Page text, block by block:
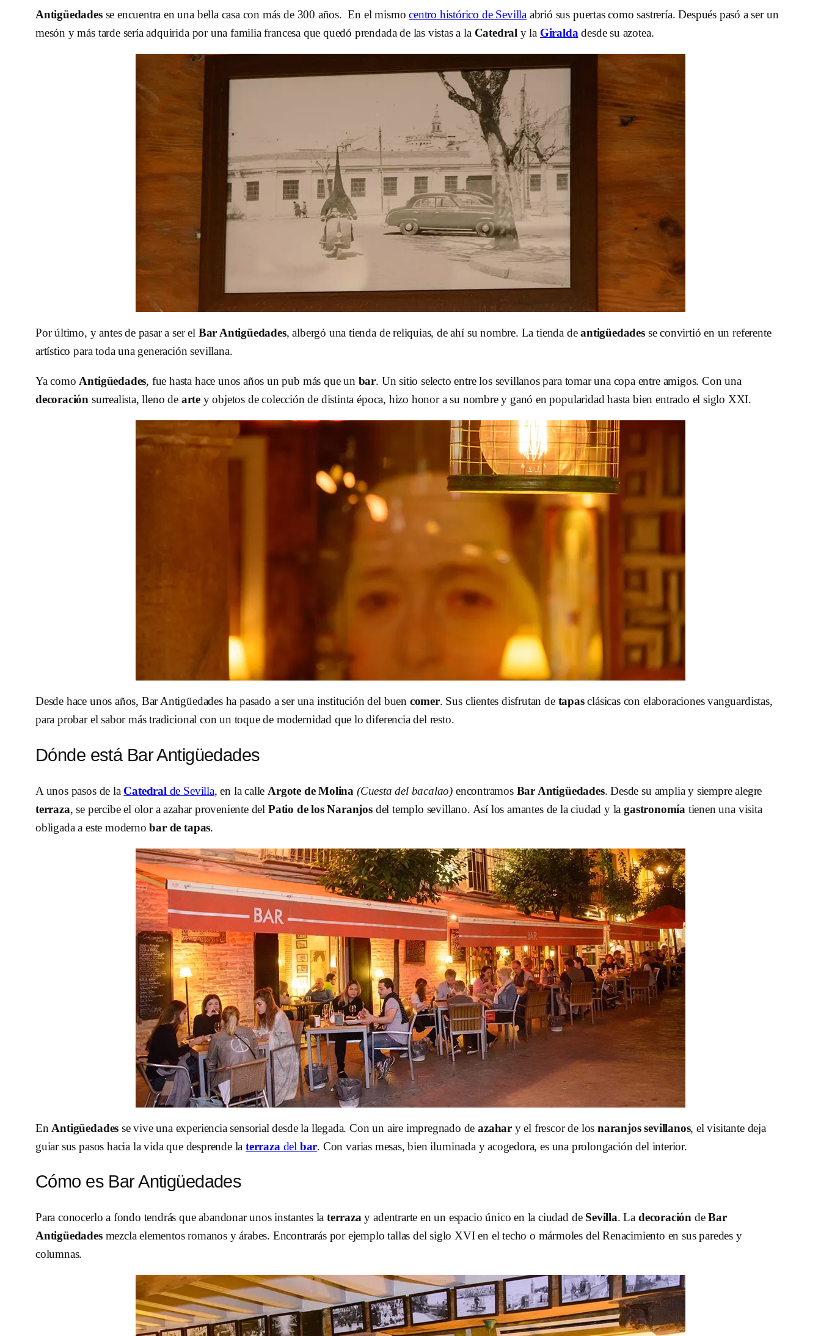
Antigüedadesse encuentra en una bella casa con más de 300 años. En el mismocentro histórico de Sevilla abrió sus puertas como sastrería. Después pasó a ser un
mesón y más tarde sería adquirida por una familia francesa que quedó prendada de las vistas a la Catedral y la Giralda desde su azotea.
Por último, y antes de pasar a ser el Bar Antigüedades, albergó una tienda de reliquias, de ahí su nombre. La tienda deantigüedadesse convirtió en un referente
artístico para toda una generación sevillana.
Ya comoAntigüedades, fue hasta hace unos años un pub más que un bar. Un sitio selecto entre los sevillanos para tomar una copa entre amigos. Con una
decoración surrealista, lleno de artey objetos de colección de distinta época, hizo honor a su nombre y ganó en popularidad hasta bien entrado el siglo XXI.
Desde hace unos años, Bar Antigüedades ha pasado a ser una institución del buen comer. Sus clientes disfrutan de tapasclásicas con elaboraciones vanguardistas,
para probar el sabor más tradicional con un toque de modernidad que lo diferencia del resto.
Dónde está Bar Antigüedades
A unos pasos de la Catedral de Sevilla, en la calle Argote de Molina (Cuesta del bacalao) encontramos Bar Antigüedades. Desde su amplia y siempre alegre
terraza, se percibe el olor a azahar proveniente del Patio de los Naranjosdel templo sevillano. Así los amantes de la ciudad y lagastronomía tienen una visita
obligada a este modernobar de tapas.
En Antigüedades se vive una experiencia sensorial desde la llegada. Con un aire impregnado deazahary el frescor de los naranjos sevillanos, el visitante deja
guiar sus pasos hacia la vida que desprende laterraza del bar. Con varias mesas, bien iluminada y acogedora, es una prolongación del interior.
Cómo es Bar Antigüedades
Para conocerlo a fondo tendrás que abandonar unos instantes laterraza y adentrarte en un espacio único en la ciudad de Sevilla. La decoración deBar
Antigüedadesmezcla elementos romanos y árabes. Encontrarás por ejemplo tallas del siglo XVI en el techo o mármoles del Renacimiento en sus paredes y
columnas.